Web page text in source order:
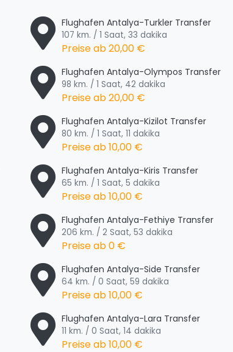
Flughafen Antalya-Turkler Transfer
107 km. / 1 Saat, 33 dakika
Preise ab20,00 €
Flughafen Antalya-Olympos Transfer
98 km. / 1 Saat, 42 dakika
Preise ab20,00 €
Flughafen Antalya-Kizilot Transfer
80 km. / 1 Saat, 11 dakika
Preise ab10,00 €
Flughafen Antalya-Kiris Transfer
65 km. / 1 Saat, 5 dakika
Preise ab10,00 €
Flughafen Antalya-Fethiye Transfer
206 km. / 2 Saat, 53 dakika
Preise ab0 €
Flughafen Antalya-Side Transfer
64 km. / 0 Saat, 59 dakika
Preise ab10,00 €
Flughafen Antalya-Lara Transfer
11 km. / 0 Saat, 14 dakika
Preise ab10,00 €